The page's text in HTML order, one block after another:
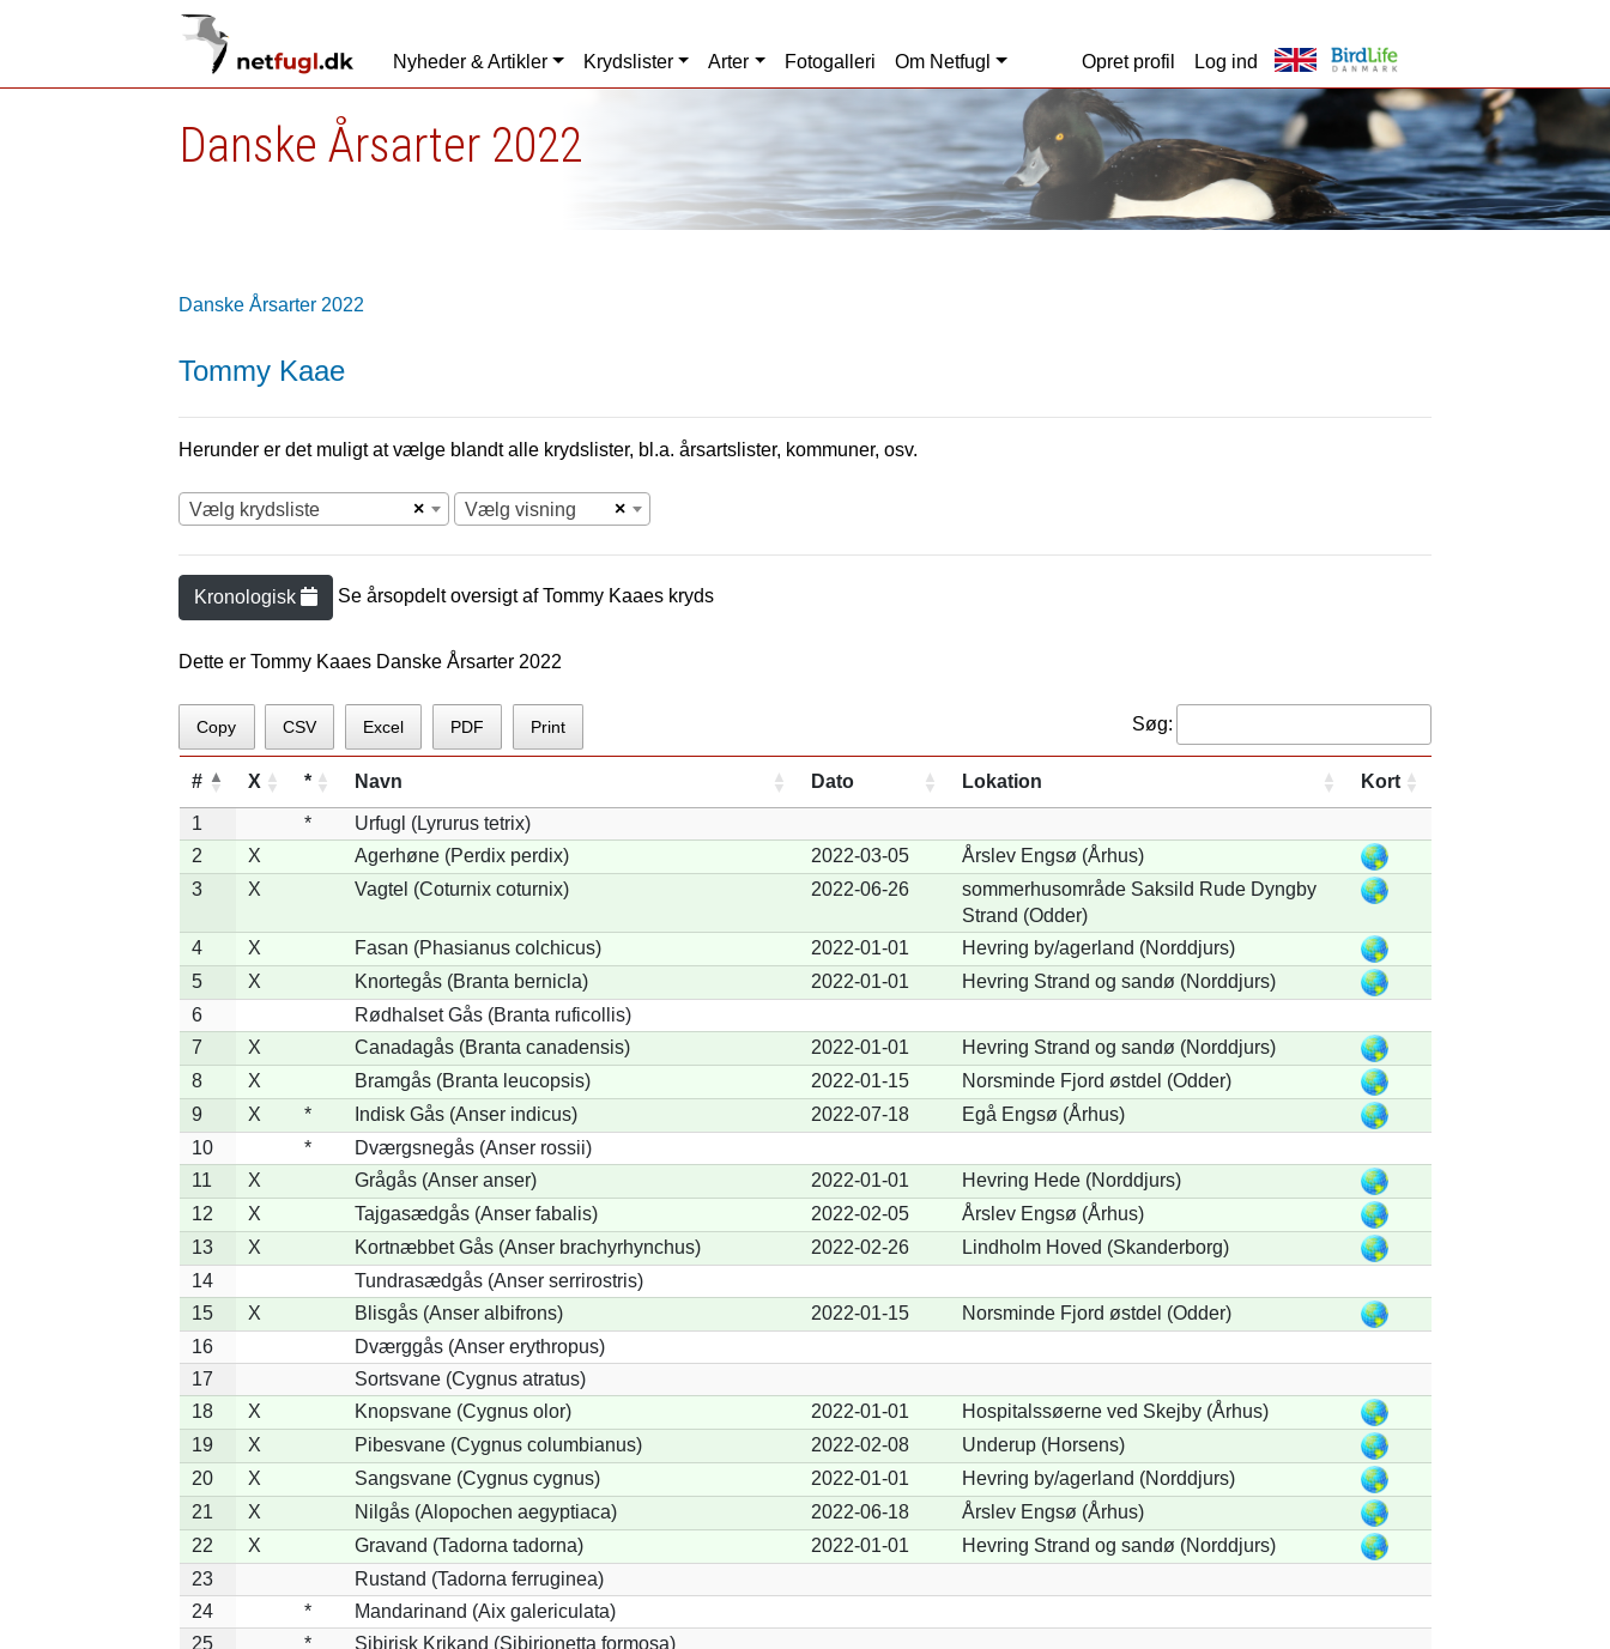
Nyheder & Artikler Krydslister Arter Fotogalleri Om Netfugl Opret profil Log ind
Danske Årsarter 2022
Danske Årsarter 2022
Tommy Kaae
Herunder er det muligt at vælge blandt alle krydslister, bl.a. årsartslister, kommuner, osv.
×
Vælg krydsliste ×
Vælg visning
Kronologisk Se årsopdelt oversigt afTommy Kaaes kryds
Dette er Tommy Kaaes Danske Årsarter 2022
Copy CSV Excel PDF Print Søg:
# X * Navn Dato Lokation Kort
1 *
Urfugl (Lyrurus tetrix)
2
X Agerhøne (Perdix perdix) 2022-03-05
Årslev Engsø (Århus)
3
X Vagtel (Coturnix coturnix) 2022-06-26
sommerhusområde Saksild Rude Dyngby
Strand (Odder)
4
X Fasan (Phasianus colchicus) 2022-01-01
Hevring by/agerland (Norddjurs)
5
X Knortegås (Branta bernicla) 2022-01-01
Hevring Strand og sandø (Norddjurs)
6
Rødhalset Gås (Branta ruficollis)
7
X Canadagås (Branta canadensis) 2022-01-01
Hevring Strand og sandø (Norddjurs)
8
X Bramgås (Branta leucopsis) 2022-01-15
Norsminde Fjord østdel (Odder)
9
X * Indisk Gås (Anser indicus) 2022-07-18
Egå Engsø (Århus)
10
*
Dværgsnegås (Anser rossii)
11
X Grågås (Anser anser) 2022-01-01
Hevring Hede (Norddjurs)
12
X Tajgasædgås (Anser fabalis) 2022-02-05
Årslev Engsø (Århus)
13
X Kortnæbbet Gås (Anser brachyrhynchus) 2022-02-26
Lindholm Hoved (Skanderborg)
14
Tundrasædgås (Anser serrirostris)
15
X Blisgås (Anser albifrons) 2022-01-15
Norsminde Fjord østdel (Odder)
16
Dværggås (Anser erythropus)
17
Sortsvane (Cygnus atratus)
18
X Knopsvane (Cygnus olor) 2022-01-01
Hospitalssøerne ved Skejby (Århus)
19
X Pibesvane (Cygnus columbianus) 2022-02-08
Underup (Horsens)
20
X Sangsvane (Cygnus cygnus) 2022-01-01
Hevring by/agerland (Norddjurs)
21
X Nilgås (Alopochen aegyptiaca) 2022-06-18
Årslev Engsø (Århus)
22
X Gravand (Tadorna tadorna) 2022-01-01
Hevring Strand og sandø (Norddjurs)
23
Rustand (Tadorna ferruginea)
24
*
Mandarinand (Aix galericulata)
25
*
Sibirisk Krikand (Sibirionetta formosa)